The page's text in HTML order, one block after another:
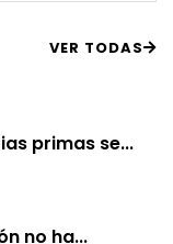
VER TODAS
primas se...
no ha...